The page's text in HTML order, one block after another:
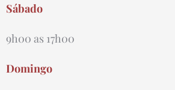
Sábado
9h00 as 17h00
Domingo